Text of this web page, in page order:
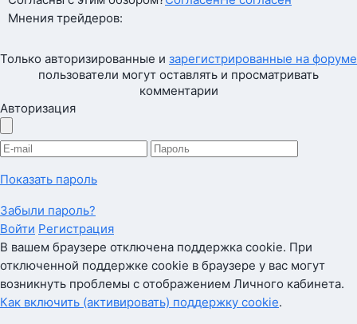
Мнения трейдеров:
Только авторизированные и зарегистрированные на форуме
пользователи могут оставлять и просматривать
комментарии
Авторизация
Показать пароль
Забыли пароль?
Войти Регистрация
В вашем браузере отключена поддержка cookie. При
отключенной поддержке cookie в браузере у вас могут
возникнуть проблемы с отображением Личного кабинета.
Как включить (активировать) поддержку cookie.